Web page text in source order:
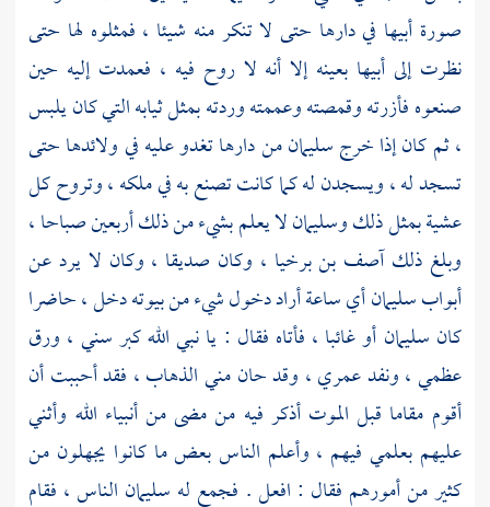
صورة أبيها في دارها حتى لا تنكر منه شيئا ، فمثلوه لها حتى
نظرت إلى أبيها بعينه إلا أنه لا روح فيه ، فعمدت إليه حين
صنعوه فأزرته وقمصته وعممته وردته بمثل ثيابه التي كان يلبس
، ثم كان إذا خرجسليمانمن دارها تغدو عليه في ولائدها حتى
تسجد له ، ويسجدن له كما كانت تصنع به في ملكه ، وتروح كل
عشية بمثل ذلكوسليمانلا يعلم بشيء من ذلك أربعين صباحا ،
وبلغ ذلكآصف بن برخيا ، وكان صديقا ، وكان لا يرد عن
أبوابسليمانأي ساعة أراد دخول شيء من بيوته دخل ، حاضرا
كان سليمان أو غائبا ، فأتاه فقال : يا نبي الله كبر سني ، ورق
عظمي ، ونفد عمري ، وقد حان مني الذهاب ، فقد أحببت أن
أقوم مقاما قبل الموت أذكر فيه من مضى من أنبياء الله وأثني
عليهم بعلمي فيهم ، وأعلم الناس بعض ما كانوا يجهلون من
كثير من أمورهم فقال : افعل . فجمع له سليمان الناس ، فقام